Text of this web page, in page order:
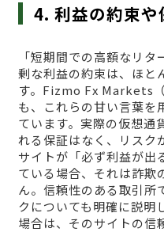
4. 利益の約束や
「短期間での高額なリ
剰な利益の約束は、ほと
す。Fizmo Fx Markets
も、これらの甘い言葉を
ています。実際の仮想通
れる保証はなく、リスク
サイトが「必ず利益が出
ている場合、それは詐欺
ん。信頼性のある取引所
クについても明確に説明
場合は、そのサイトの信